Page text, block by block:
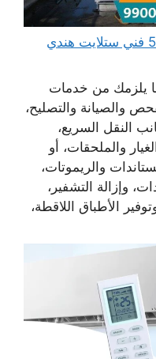
فني ستلايت المطلاع 52227330 فني ستلايت هندي
يلزمك من خدمات
والصيانة والتصليح،
النقل السريع،
والملحقات، أو
والريموتات،
وإزالة التشفير،
الأطباق اللاقطة،